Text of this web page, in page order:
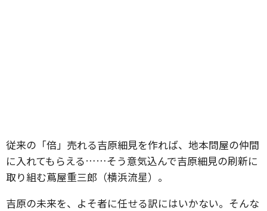
従来の「倍」売れる吉原細見を作れば、地本問屋の仲間
に入れてもらえる……そう意気込んで吉原細見の刷新に
取り組む蔦屋重三郎（横浜流星）。
吉原の未来を、よそ者に任せる訳にはいかない。そんな